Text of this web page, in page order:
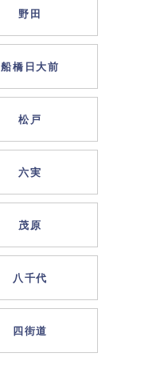
野田
船橋日大前
松戸
六実
茂原
八千代
四街道